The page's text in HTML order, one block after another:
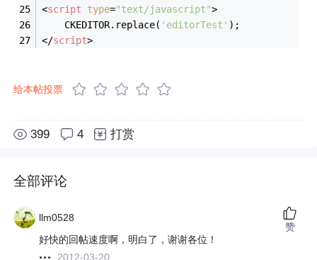
<script type="text/javascript">
	CKEDITOR.replace(
'editorTest' );
</script>
给本帖投票
399 4 打赏
全部评论
llm0528
好快的回帖速度啊，明白了，谢谢各位！
2012-03-20
赞